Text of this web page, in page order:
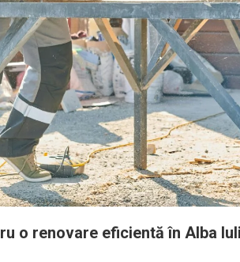
o renovare eficientă în Alba